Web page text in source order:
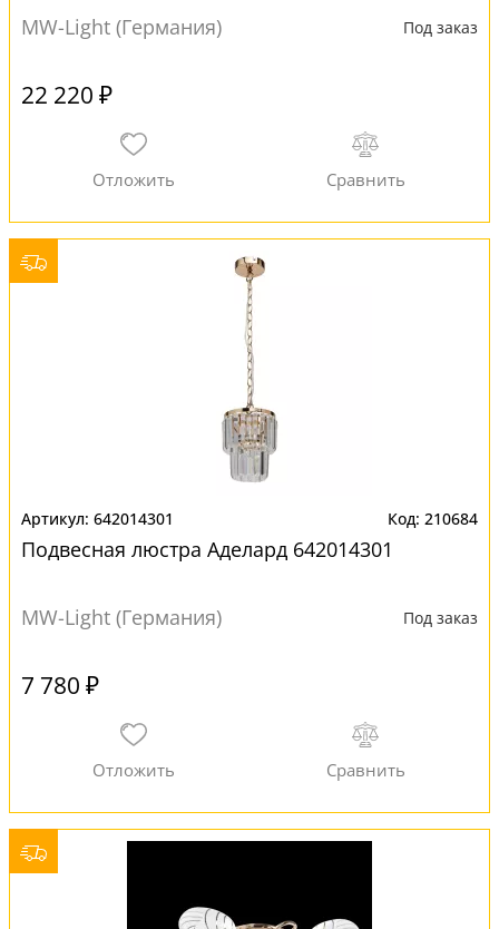
MW-Light (Германия) Под заказ
22 220 ₽
642014301 210684
Подвесная люстра Аделард 642014301
MW-Light (Германия) Под заказ
7 780 ₽